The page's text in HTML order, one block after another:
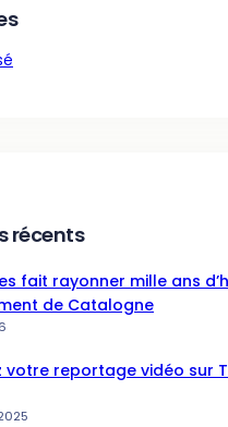
récents
fait rayonner mille ans
de Catalogne
votre reportage vidéo sur